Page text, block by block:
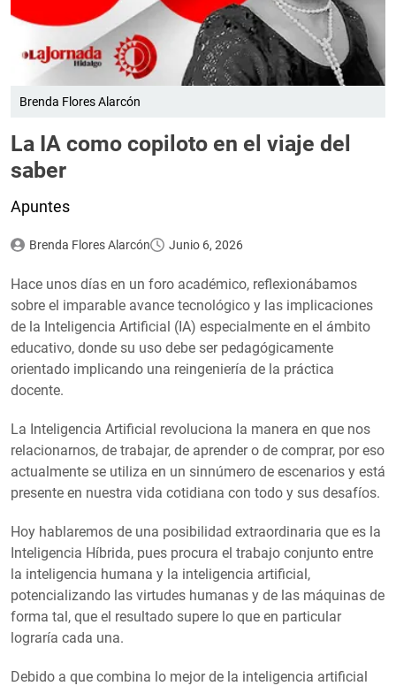
Brenda Flores Alarcón
La IA como copiloto en el viaje del
saber
Apuntes
Brenda Flores Alarcón Junio 6, 2026
Hace unos días en un foro académico, reflexionábamos
sobre el imparable avance tecnológico y las implicaciones
de la Inteligencia Artificial (IA) especialmente en el ámbito
educativo, donde su uso debe ser pedagógicamente
orientado implicando una reingeniería de la práctica
docente.
La Inteligencia Artificial revoluciona la manera en que nos
relacionarnos, de trabajar, de aprender o de comprar, por eso
actualmente se utiliza en un sinnúmero de escenarios y está
presente en nuestra vida cotidiana con todo y sus desafíos.
Hoy hablaremos de una posibilidad extraordinaria que es la
Inteligencia Híbrida, pues procura el trabajo conjunto entre
la inteligencia humana y la inteligencia artificial,
potencializando las virtudes humanas y de las máquinas de
forma tal, que el resultado supere lo que en particular
lograría cada una.
Debido a que combina lo mejor de la inteligencia artificial